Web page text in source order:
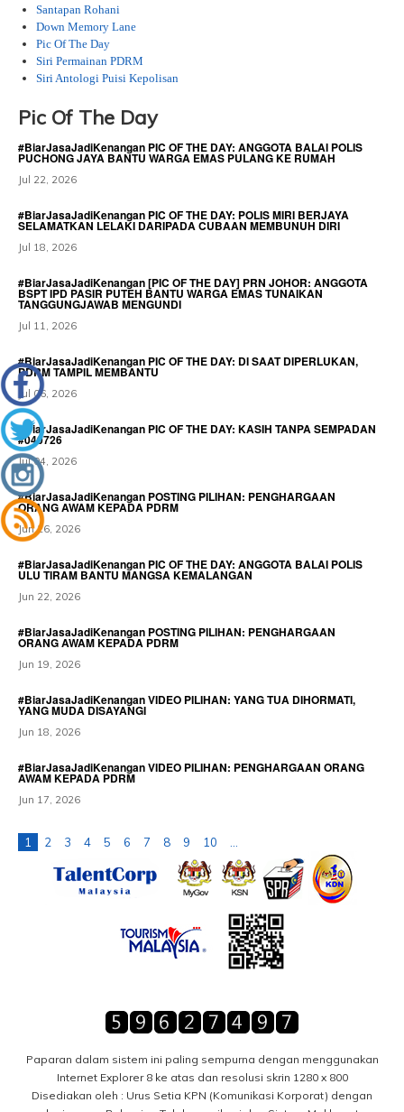
Santapan Rohani
Down Memory Lane
Pic Of The Day
Siri Permainan PDRM
Siri Antologi Puisi Kepolisan
Pic Of The Day
#BiarJasaJadiKenangan PIC OF THE DAY: ANGGOTA BALAI POLIS
PUCHONG JAYA BANTU WARGA EMAS PULANG KE RUMAH
Jul 22, 2026
#BiarJasaJadiKenangan PIC OF THE DAY: POLIS MIRI BERJAYA
SELAMATKAN LELAKI DARIPADA CUBAAN MEMBUNUH DIRI
Jul 18, 2026
#BiarJasaJadiKenangan [PIC OF THE DAY] PRN JOHOR: ANGGOTA
BSPT IPD PASIR PUTEH BANTU WARGA EMAS TUNAIKAN
TANGGUNGJAWAB MENGUNDI
Jul 11, 2026
#BiarJasaJadiKenangan PIC OF THE DAY: DI SAAT DIPERLUKAN,
PDRM TAMPIL MEMBANTU
Jul 06, 2026
#BiarJasaJadiKenangan PIC OF THE DAY: KASIH TANPA SEMPADAN
#040726
Jul 04, 2026
#BiarJasaJadiKenangan POSTING PILIHAN: PENGHARGAAN
ORANG AWAM KEPADA PDRM
Jun 26, 2026
#BiarJasaJadiKenangan PIC OF THE DAY: ANGGOTA BALAI POLIS
ULU TIRAM BANTU MANGSA KEMALANGAN
Jun 22, 2026
#BiarJasaJadiKenangan POSTING PILIHAN: PENGHARGAAN
ORANG AWAM KEPADA PDRM
Jun 19, 2026
#BiarJasaJadiKenangan VIDEO PILIHAN: YANG TUA DIHORMATI,
YANG MUDA DISAYANGI
Jun 18, 2026
#BiarJasaJadiKenangan VIDEO PILIHAN: PENGHARGAAN ORANG
AWAM KEPADA PDRM
Jun 17, 2026
1 2 3 4 5 6 7 8 9 10
Paparan dalam sistem ini paling sempurna dengan menggunakan
Internet Explorer 8 ke atas dan resolusi skrin 1280 x 800
Disediakan oleh : Urus Setia KPN (Komunikasi Korporat) dengan